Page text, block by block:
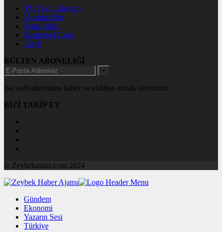
TV Yayın Akışları
Yazarlar Site
Tenis İddaa
Basketbol Canlı
AMP
BÜLTEN ABONELİĞİ
+
Bu web sitesinden haber ve ebülten almak istiyorum
BİZİ TAKİP ET
© Zeybekajans.com 2024
Gündem
Ekonomi
Yazarın Sesi
Türkiye